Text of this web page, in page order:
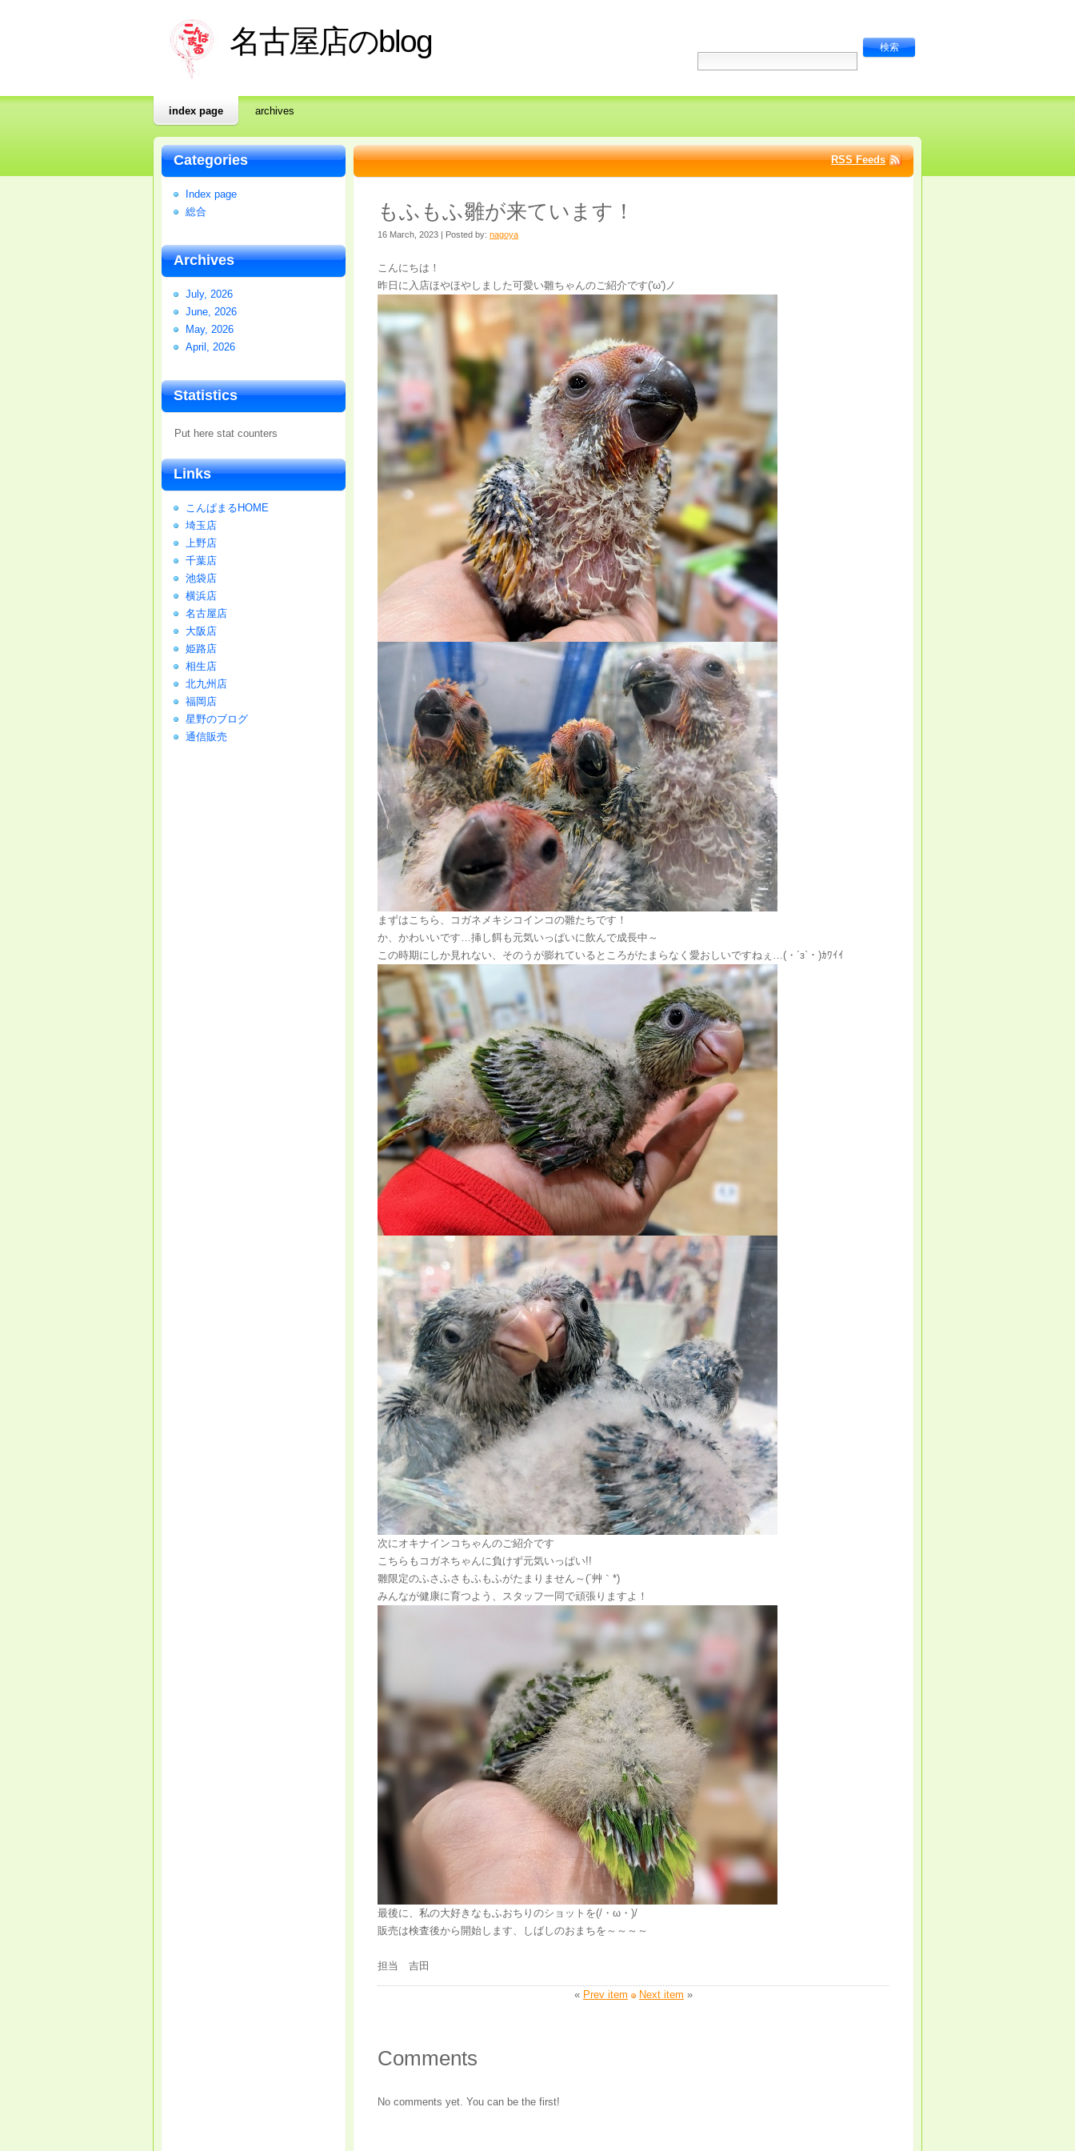
名古屋店のblog
index page archives
RSS Feeds
もふもふ雛が来ています！
16 March, 2023 | Posted by: nagoya
こんにちは！
昨日に入店ほやほやしました可愛い雛ちゃんのご紹介です('ω')ノ
まずはこちら、コガネメキシコインコの雛たちです！
か、かわいいです…挿し餌も元気いっぱいに飲んで成長中～
この時期にしか見れない、そのうが膨れているところがたまらなく愛おしいですねぇ…(・´з`・)ｶﾜｲｲ
次にオキナインコちゃんのご紹介です
こちらもコガネちゃんに負けず元気いっぱい!!
雛限定のふさふさもふもふがたまりません～(´艸｀*)
みんなが健康に育つよう、スタッフ一同で頑張りますよ！
最後に、私の大好きなもふおちりのショットを(/・ω・)/
販売は検査後から開始します、しばしのおまちを～～～～
担当 吉田
« Prev item Next item »
Comments
No comments yet. You can be the first!
Categories
Index page
総合
Archives
July, 2026
June, 2026
May, 2026
April, 2026
Statistics
Put here stat counters
Links
こんぱまるHOME
埼玉店
上野店
千葉店
池袋店
横浜店
名古屋店
大阪店
姫路店
相生店
北九州店
福岡店
星野のブログ
通信販売